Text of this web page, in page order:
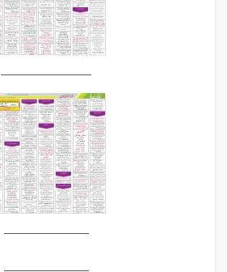
________________
_______________
_______________